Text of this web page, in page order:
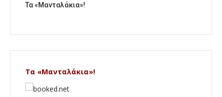
Τα «Μανταλάκια»!
Τα «Μανταλάκια»!